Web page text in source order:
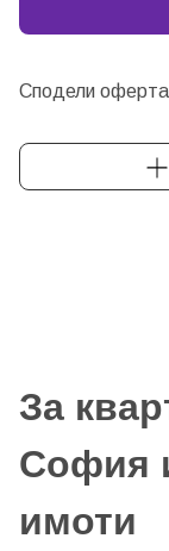
Сподели
За
София
имоти